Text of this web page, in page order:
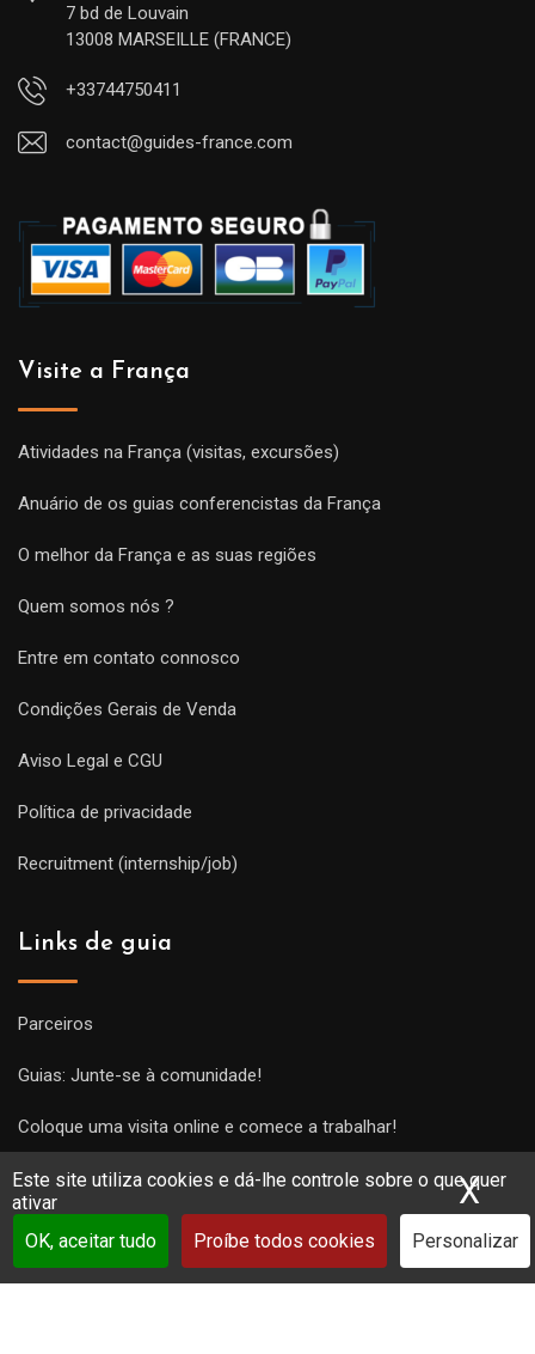
Este site utiliza cookies e dá-lhe controle sobre o que quer
ativar
OK, aceitar tudo
Proíbe todos cookies Personalizar
X
7 bd de Louvain
13008 MARSEILLE (FRANCE)
+33744750411
contact@guides-france.com
Visite a França
Atividades na França (visitas, excursões)
Anuário de os guias conferencistas da França
O melhor da França e as suas regiões
Quem somos nós ?
Entre em contato connosco
Condições Gerais de Venda
Aviso Legal e CGU
Política de privacidade
Recruitment (internship/job)
Links de guia
Parceiros
Guias: Junte-se à comunidade!
Coloque uma visita online e comece a trabalhar!